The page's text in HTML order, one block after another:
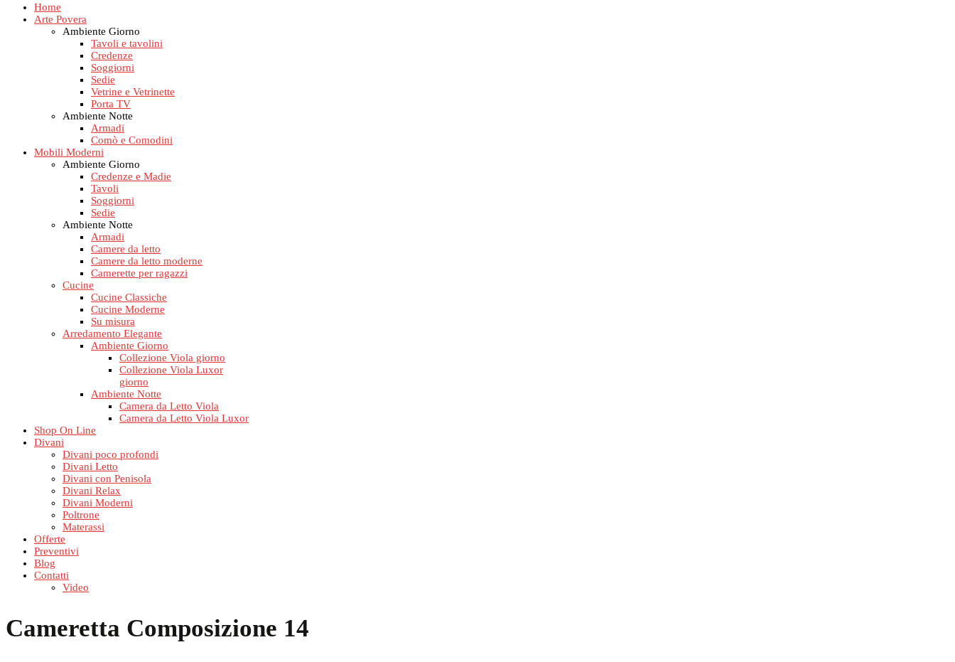
Home
Arte Povera
Ambiente Giorno
Tavoli e tavolini
Credenze
Soggiorni
Sedie
Vetrine e Vetrinette
Porta TV
Ambiente Notte
Armadi
Comò e Comodini
Mobili Moderni
Ambiente Giorno
Credenze e Madie
Tavoli
Soggiorni
Sedie
Ambiente Notte
Armadi
Camere da letto
Camere da letto moderne
Camerette per ragazzi
Cucine
Cucine Classiche
Cucine Moderne
Su misura
Arredamento Elegante
Ambiente Giorno
Collezione Viola giorno
Collezione Viola Luxor
giorno
Ambiente Notte
Camera da Letto Viola
Camera da Letto Viola Luxor
Shop On Line
Divani
Divani poco profondi
Divani Letto
Divani con Penisola
Divani Relax
Divani Moderni
Poltrone
Materassi
Offerte
Preventivi
Blog
Contatti
Video
Cameretta Composizione 14